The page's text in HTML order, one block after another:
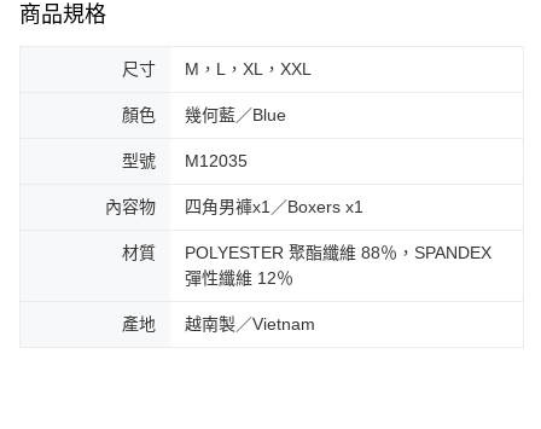
商品規格
尺寸 M，L，XL，XXL
顏色 幾何藍／Blue
型號 M12035
內容物 四角男褲x1／Boxers x1
材質
POLYESTER 聚酯纖維 88％，SPANDEX
彈性纖維 12％
產地 越南製／Vietnam